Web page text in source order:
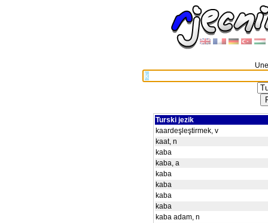
Turski jezik
kaardeşleştirmek, v
kaat, n
kaba
kaba, a
kaba
kaba
kaba
kaba
kaba adam, n